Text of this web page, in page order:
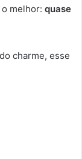
melhor: quase
charme, esse